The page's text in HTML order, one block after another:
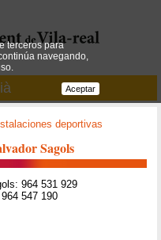
deportivas
Sagols
964 531 929
547 190
terceros para
navegando,
Aceptar